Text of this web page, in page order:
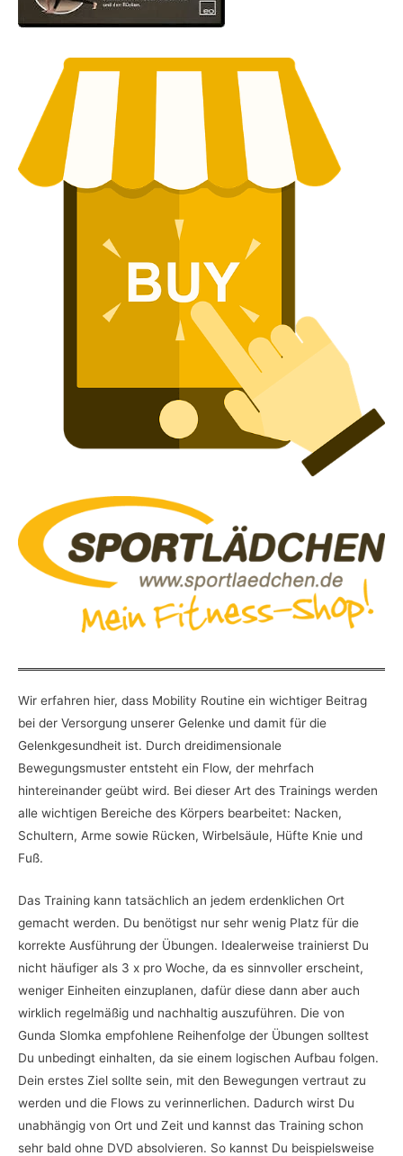
Wir erfahren hier, dass Mobility Routine ein wichtiger Beitrag
bei der Versorgung unserer Gelenke und damit für die
Gelenkgesundheit ist. Durch dreidimensionale
Bewegungsmuster entsteht ein Flow, der mehrfach
hintereinander geübt wird. Bei dieser Art des Trainings werden
alle wichtigen Bereiche des Körpers bearbeitet: Nacken,
Schultern, Arme sowie Rücken, Wirbelsäule, Hüfte Knie und
Fuß.
Das Training kann tatsächlich an jedem erdenklichen Ort
gemacht werden. Du benötigst nur sehr wenig Platz für die
korrekte Ausführung der Übungen. Idealerweise trainierst Du
nicht häufiger als 3 x pro Woche, da es sinnvoller erscheint,
weniger Einheiten einzuplanen, dafür diese dann aber auch
wirklich regelmäßig und nachhaltig auszuführen. Die von
Gunda Slomka empfohlene Reihenfolge der Übungen solltest
Du unbedingt einhalten, da sie einem logischen Aufbau folgen.
Dein erstes Ziel sollte sein, mit den Bewegungen vertraut zu
werden und die Flows zu verinnerlichen. Dadurch wirst Du
unabhängig von Ort und Zeit und kannst das Training schon
sehr bald ohne DVD absolvieren. So kannst Du beispielsweise